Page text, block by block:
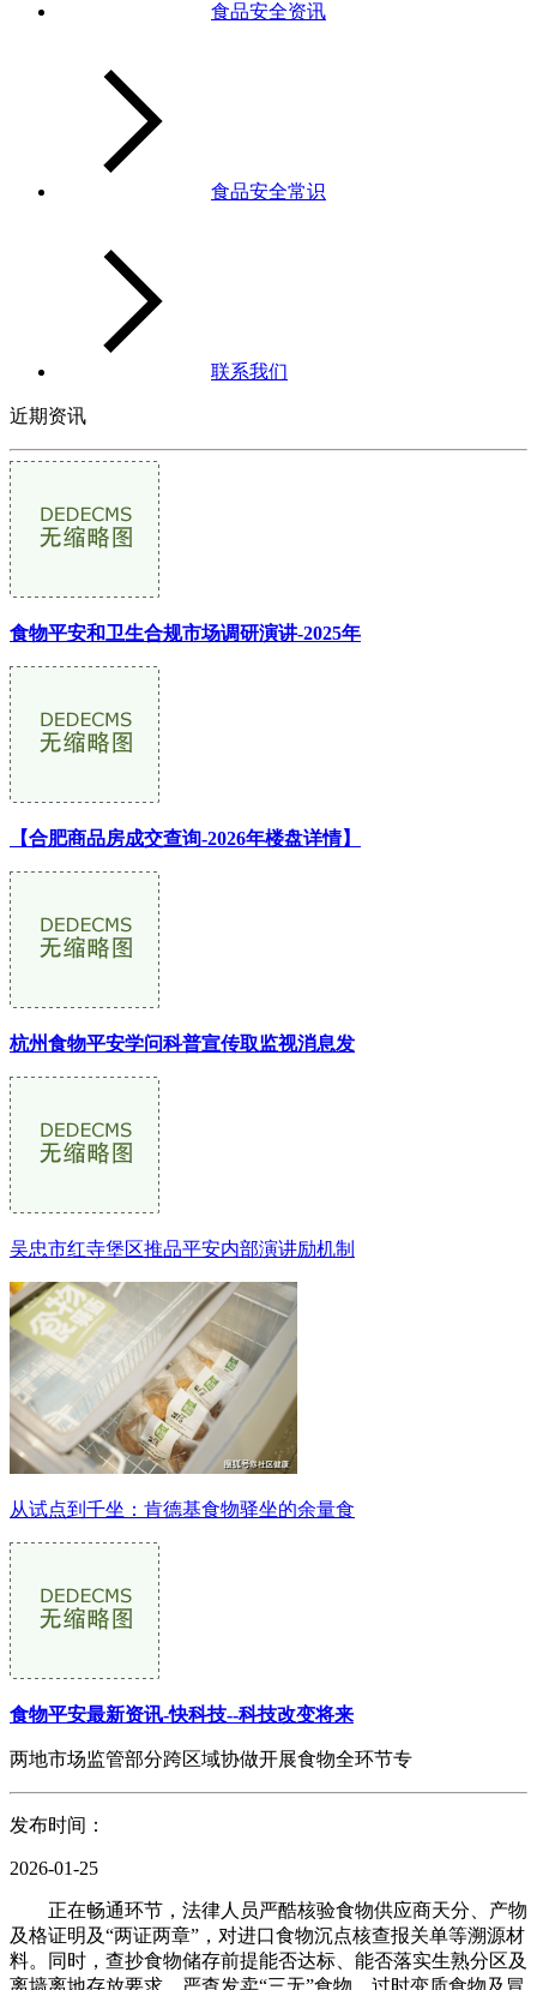
食品安全资讯
食品安全常识
联系我们
近期资讯
食物平安和卫生合规市场调研演讲-2025年
【合肥商品房成交查询-2026年楼盘详情】
杭州食物平安学问科普宣传取监视消息发
吴忠市红寺堡区推品平安内部演讲励机制
从试点到千坐：肯德基食物驿坐的余量食
食物平安最新资讯-快科技--科技改变将来
两地市场监管部分跨区域协做开展食物全环节专
发布时间：
2026-01-25
正在畅通环节，法律人员严酷核验食物供应商天分、产物
及格证明及“两证两章”，对进口食物沉点核查报关单等溯源材
料。同时，查抄食物储存前提能否达标、能否落实生熟分区及
离墙离地存放要求，严查发卖“三无”食物、过时变质食物及冒